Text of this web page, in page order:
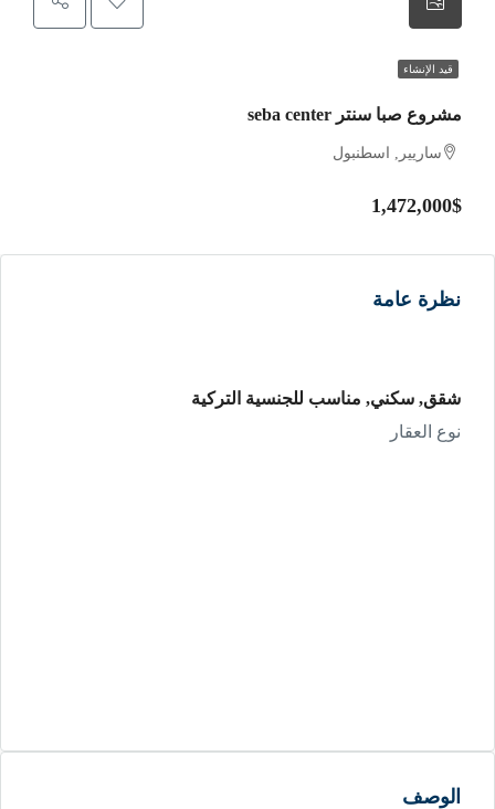
قيد الإنشاء
مشروع صبا سنتر seba center
ساريير, اسطنبول
1,472,000$
نظرة عامة
شقق, سكني, مناسب للجنسية التركية
نوع العقار
الوصف